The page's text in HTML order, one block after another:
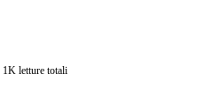
1K letture totali